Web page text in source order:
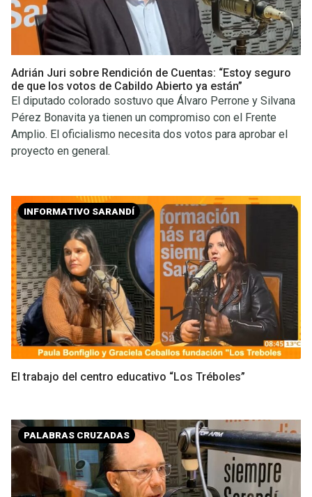
Adrián Juri sobre Rendición de Cuentas: “Estoy seguro
de que los votos de Cabildo Abierto ya están”
El diputado colorado sostuvo que Álvaro Perrone y Silvana
Pérez Bonavita ya tienen un compromiso con el Frente
Amplio. El oficialismo necesita dos votos para aprobar el
proyecto en general.
INFORMATIVO SARANDÍ
El trabajo del centro educativo “Los Tréboles”
PALABRAS CRUZADAS